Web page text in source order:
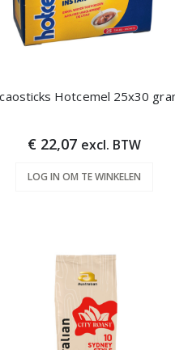
Hotcemel 25x30
€ 22,07 excl. BTW
LOG IN OM TE WINKELEN